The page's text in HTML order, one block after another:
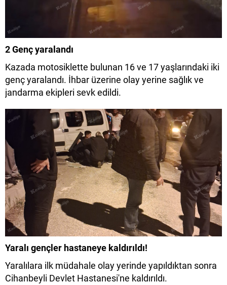
2 Genç yaralandı
Kazada motosiklette bulunan 16 ve 17 yaşlarındaki iki
genç yaralandı. İhbar üzerine olay yerine sağlık ve
jandarma ekipleri sevk edildi.
Yaralı gençler hastaneye kaldırıldı!
Yaralılara ilk müdahale olay yerinde yapıldıktan sonra
Cihanbeyli Devlet Hastanesi'ne kaldırıldı.